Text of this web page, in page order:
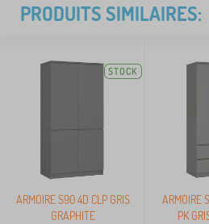
PRODUITS SIMILAIRES:
STOCK
ARMOIRE S90 4D CLP GRIS
GRAPHITE
ARMOIRE
PK